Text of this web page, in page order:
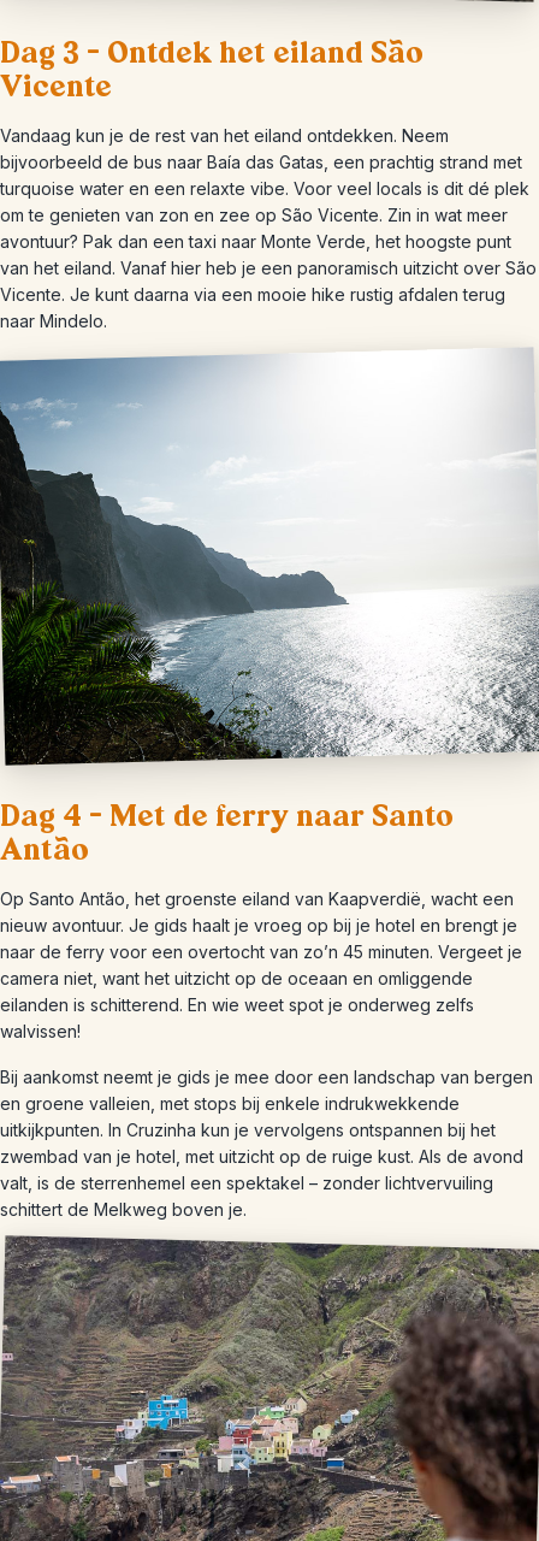
Dag 3 – Ontdek het eiland São
Vicente
Vandaag kun je de rest van het eiland ontdekken. Neem
bijvoorbeeld de bus naar Baía das Gatas, een prachtig strand met
turquoise water en een relaxte vibe. Voor veel locals is dit dé plek
om te genieten van zon en zee op São Vicente. Zin in wat meer
avontuur? Pak dan een taxi naar Monte Verde, het hoogste punt
van het eiland. Vanaf hier heb je een panoramisch uitzicht over São
Vicente. Je kunt daarna via een mooie hike rustig afdalen terug
naar Mindelo.
Dag 4 – Met de ferry naar Santo
Antão
Op Santo Antão, het groenste eiland van Kaapverdië, wacht een
nieuw avontuur. Je gids haalt je vroeg op bij je hotel en brengt je
naar de ferry voor een overtocht van zo’n 45 minuten. Vergeet je
camera niet, want het uitzicht op de oceaan en omliggende
eilanden is schitterend. En wie weet spot je onderweg zelfs
walvissen!
Bij aankomst neemt je gids je mee door een landschap van bergen
en groene valleien, met stops bij enkele indrukwekkende
uitkijkpunten. In Cruzinha kun je vervolgens ontspannen bij het
zwembad van je hotel, met uitzicht op de ruige kust. Als de avond
valt, is de sterrenhemel een spektakel – zonder lichtvervuiling
schittert de Melkweg boven je.